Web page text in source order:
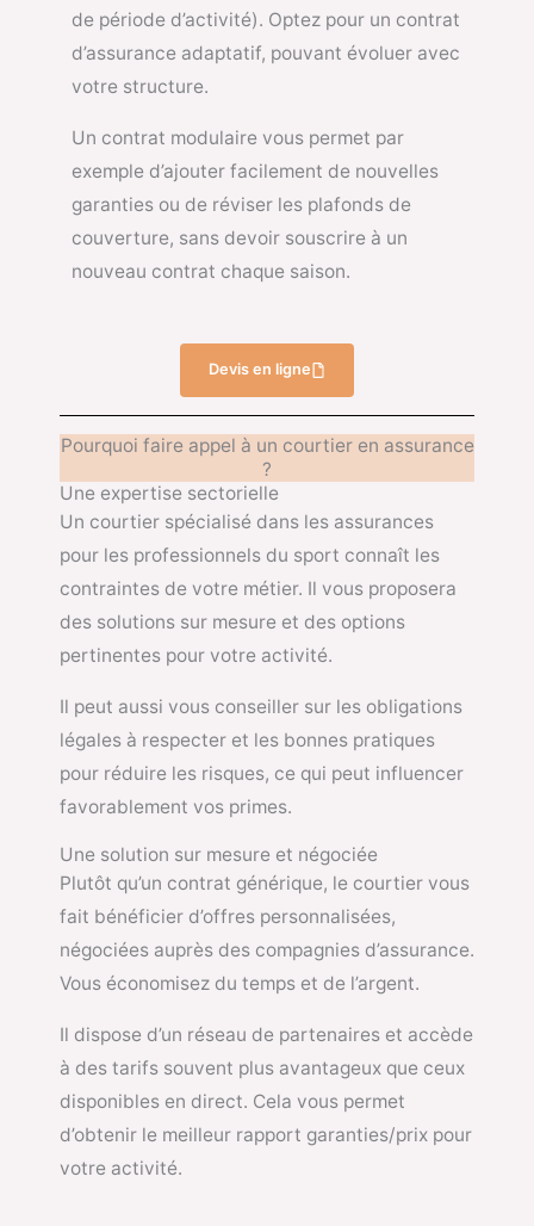
de période d’activité). Optez pour un contrat
d’assurance adaptatif, pouvant évoluer avec
votre structure.
Un contrat modulaire vous permet par
exemple d’ajouter facilement de nouvelles
garanties ou de réviser les plafonds de
couverture, sans devoir souscrire à un
nouveau contrat chaque saison.
Devis en ligne
Pourquoi faire appel à un courtier en assurance
?
Une expertise sectorielle
Un courtier spécialisé dans les assurances
pour les professionnels du sport connaît les
contraintes de votre métier. Il vous proposera
des solutions sur mesure et des options
pertinentes pour votre activité.
Il peut aussi vous conseiller sur les obligations
légales à respecter et les bonnes pratiques
pour réduire les risques, ce qui peut influencer
favorablement vos primes.
Une solution sur mesure et négociée
Plutôt qu’un contrat générique, le courtier vous
fait bénéficier d’offres personnalisées,
négociées auprès des compagnies d’assurance.
Vous économisez du temps et de l’argent.
Il dispose d’un réseau de partenaires et accède
à des tarifs souvent plus avantageux que ceux
disponibles en direct. Cela vous permet
d’obtenir le meilleur rapport garanties/prix pour
votre activité.